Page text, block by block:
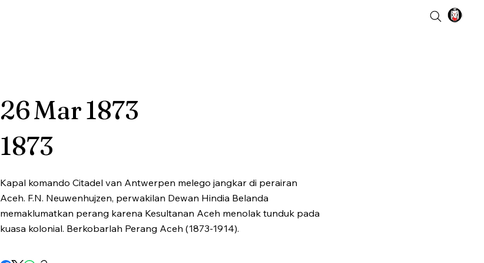
26Mar1873
1873
Kapal komando Citadel van Antwerpen melego jangkar di perairan
Aceh. F.N. Neuwenhujzen, perwakilan Dewan Hindia Belanda
memaklumatkan perang karena Kesultanan Aceh menolak tunduk pada
kuasa kolonial. Berkobarlah Perang Aceh (1873-1914).